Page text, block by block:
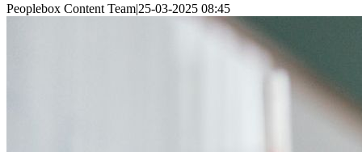
Peoplebox Content Team|25-03-2025 08:45